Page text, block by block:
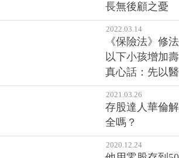
長無後顧之憂
2022.03.14
《保險法》修
以下小孩增加
真心話：先以
2021.03.26
存股達人華倫
全嗎？
2020.12.24